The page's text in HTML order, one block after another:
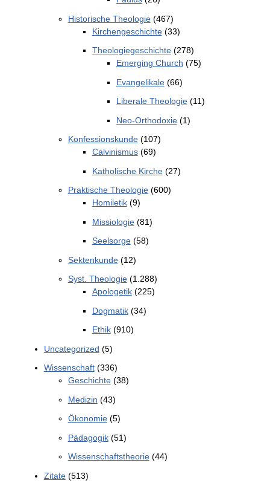
Historische Theologie(467)
Kirchengeschichte(33)
Theologiegeschichte(278)
Emerging Church (75)
Evangelikale(66)
Liberale Theologie(11)
Neo-Orthodoxie(1)
Konfessionskunde(107)
Calvinismus(69)
Katholische Kirche(27)
Praktische Theologie(600)
Homiletik(9)
Missiologie(81)
Seelsorge(58)
Sektenkunde(12)
Syst. Theologie(1.288)
Apologetik(225)
Dogmatik(34)
Ethik(910)
Uncategorized (5)
Wissenschaft(336)
Geschichte(38)
Medizin (43)
Ökonomie(5)
Pädagogik(51)
Wissenschaftstheorie(44)
Zitate(513)